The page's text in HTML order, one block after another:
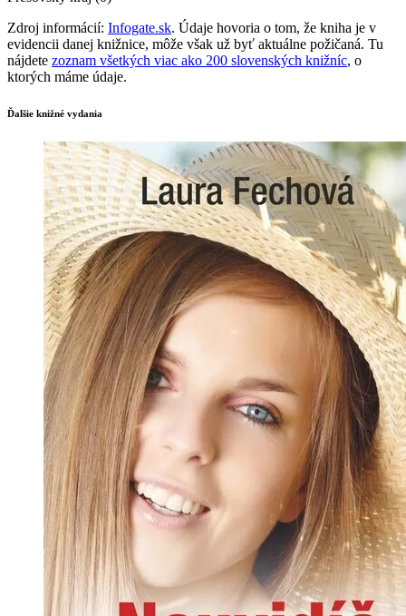
Zdroj informácií: Infogate.sk. Údaje hovoria o tom, že kniha je v
evidencii danej knižnice, môže však už byť aktuálne požičaná. Tu
nájdete zoznam všetkých viac ako 200 slovenských knižníc, o
ktorých máme údaje.
Ďalšie knižné vydania